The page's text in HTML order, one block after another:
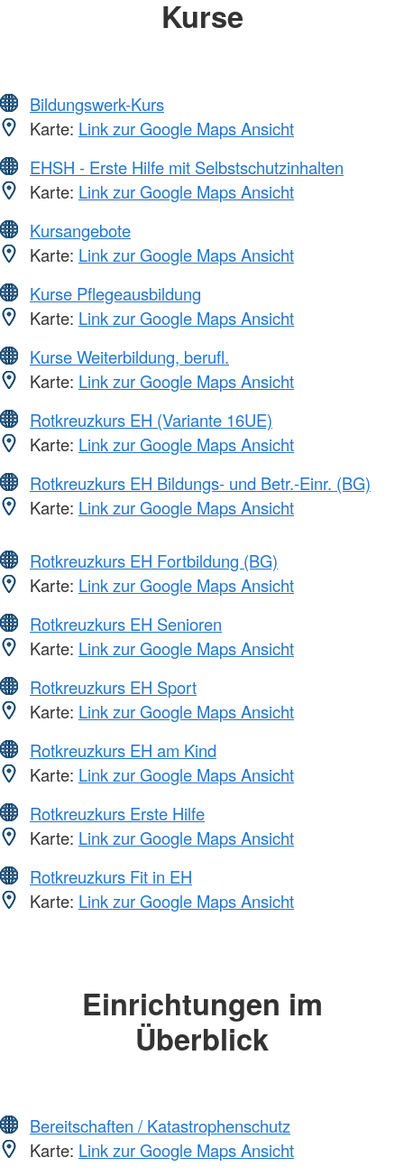
Kurse
Bildungswerk-Kurs
Karte: Link zur Google Maps Ansicht
EHSH - Erste Hilfe mit Selbstschutzinhalten
Karte: Link zur Google Maps Ansicht
Kursangebote
Karte: Link zur Google Maps Ansicht
Kurse Pflegeausbildung
Karte: Link zur Google Maps Ansicht
Kurse Weiterbildung, berufl.
Karte: Link zur Google Maps Ansicht
Rotkreuzkurs EH (Variante 16UE)
Karte: Link zur Google Maps Ansicht
Rotkreuzkurs EH Bildungs- und Betr.-Einr. (BG)
Karte: Link zur Google Maps Ansicht
Rotkreuzkurs EH Fortbildung (BG)
Karte: Link zur Google Maps Ansicht
Rotkreuzkurs EH Senioren
Karte: Link zur Google Maps Ansicht
Rotkreuzkurs EH Sport
Karte: Link zur Google Maps Ansicht
Rotkreuzkurs EH am Kind
Karte: Link zur Google Maps Ansicht
Rotkreuzkurs Erste Hilfe
Karte: Link zur Google Maps Ansicht
Rotkreuzkurs Fit in EH
Karte: Link zur Google Maps Ansicht
Einrichtungen im
Überblick
Bereitschaften / Katastrophenschutz
Karte: Link zur Google Maps Ansicht